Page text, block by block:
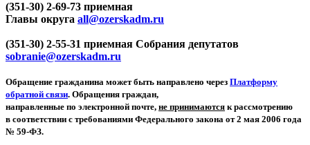
(351-30) 2-69-73 приемная
Главы округа all@ozerskadm.ru
(351-30) 2-55-31 приемная Собрания депутатов
sobranie@ozerskadm.ru
Обращение гражданина может быть направлено через Платформу
обратной связи. Обращения граждан,
направленные по электронной почте, не принимаются к рассмотрению
в соответствии с требованиями Федерального закона от 2 мая 2006 года
№ 59-ФЗ.